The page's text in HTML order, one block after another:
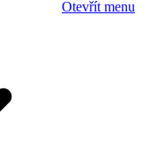
Otevřít menu